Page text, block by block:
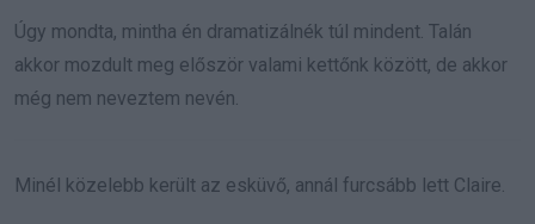
Úgy mondta, mintha én dramatizálnék túl mindent. Talán
akkor mozdult meg először valami kettőnk között, de akkor
még nem neveztem nevén.
Minél közelebb került az esküvő, annál furcsább lett Claire.